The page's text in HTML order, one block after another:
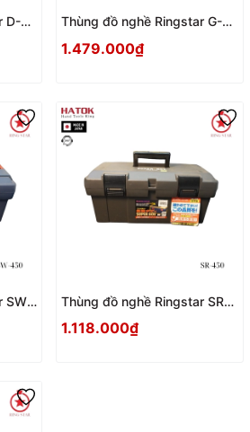
D-
Thùng đồ nghề Ringstar G-
1.479.000₫
SW-
Thùng đồ nghề Ringstar SR-
1.118.000₫